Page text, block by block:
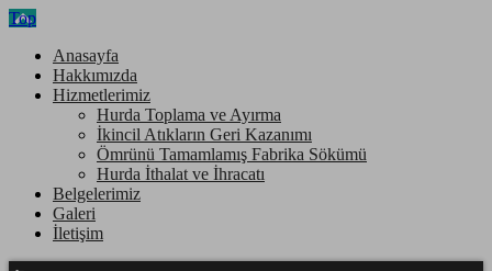
Top
Anasayfa
Hakkımızda
Hizmetlerimiz
Hurda Toplama ve Ayırma
İkincil Atıkların Geri Kazanımı
Ömrünü Tamamlamış Fabrika Sökümü
Hurda İthalat ve İhracatı
Belgelerimiz
Galeri
İletişim